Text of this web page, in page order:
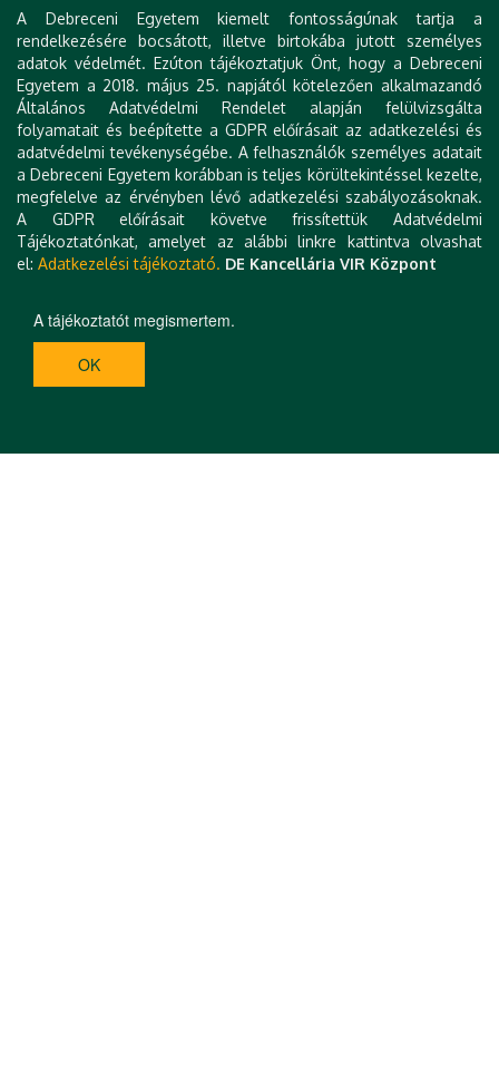
1. kitöltött jelentkezési lap
2. egy oldalas összefoglaló
Jelentkezési lapITTletölthető.
A visszaküldött fájlok nevében legyen benne a küldő
intézmény rövidített neve is!
A Debreceni Egyetem kiemelt fontosságúnak tartja a
rendelkezésére bocsátott, illetve birtokába jutott személyes
adatok védelmét. Ezúton tájékoztatjuk Önt, hogy a Debreceni
Egyetem a 2018. május 25. napjától kötelezően alkalmazandó
Általános Adatvédelmi Rendelet alapján felülvizsgálta
folyamatait és beépítette a GDPR előírásait az adatkezelési és
adatvédelmi tevékenységébe. A felhasználók személyes adatait
a Debreceni Egyetem korábban is teljes körültekintéssel kezelte,
megfelelve az érvényben lévő adatkezelési szabályozásoknak.
A GDPR előírásait követve frissítettük Adatvédelmi
Tájékoztatónkat, amelyet az alábbi linkre kattintva olvashat
el: Adatkezelési tájékoztató. DE Kancellária VIR Központ
A tájékoztatót megismertem.
OK